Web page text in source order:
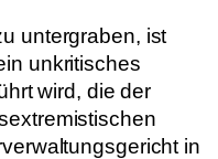
untergraben, ist
unkritisches
wird, die der
in